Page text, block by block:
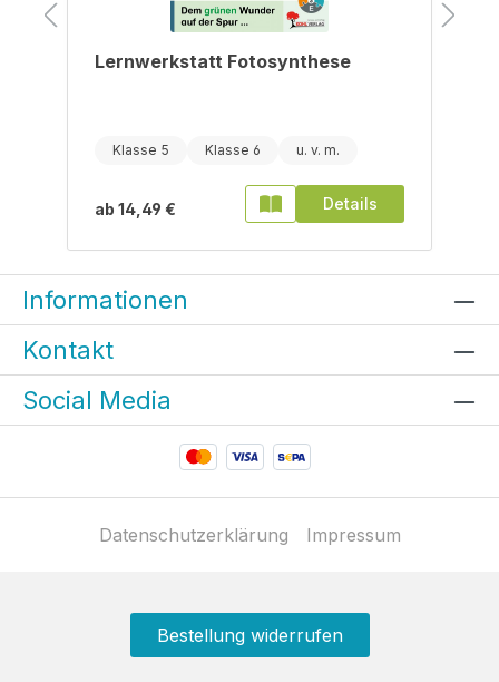
Lernwerkstatt Fotosynthese
Klasse 5 Klasse 6
ab 14,49 € Details
Informationen
Kontakt
Social Media
Datenschutzerklärung Impressum
Bestellung widerrufen